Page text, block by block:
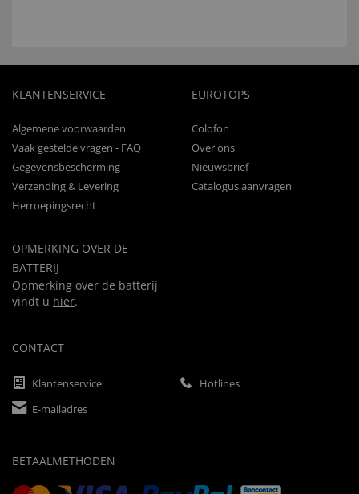
KLANTENSERVICE
Algemene voorwaarden
Vaak gestelde vragen - FAQ
Gegevensbescherming
Verzending & Levering
Herroepingsrecht
OPMERKING OVER DE
BATTERIJ
Opmerking over de batterij
vindt u hier.
EUROTOPS
Colofon
Over ons
Nieuwsbrief
Catalogus aanvragen
CONTACT
Klantenservice
Hotlines
E-mailadres
BETAALMETHODEN